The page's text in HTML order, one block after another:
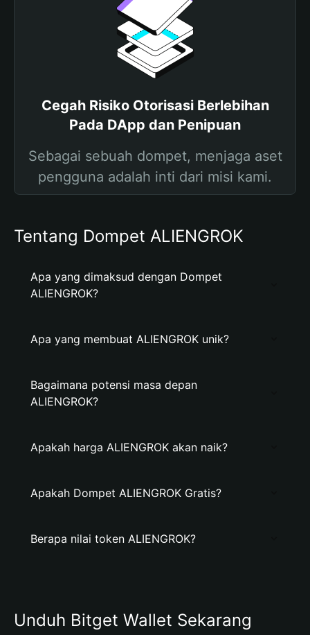
Cegah Risiko Otorisasi Berlebihan
Pada DApp dan Penipuan
Sebagai sebuah dompet, menjaga aset
pengguna adalah inti dari misi kami.
Tentang Dompet ALIENGROK
Apa yang dimaksud dengan Dompet
ALIENGROK?
Apa yang membuat ALIENGROK unik?
Bagaimana potensi masa depan
ALIENGROK?
Apakah harga ALIENGROK akan naik?
Apakah Dompet ALIENGROK Gratis?
Berapa nilai token ALIENGROK?
Unduh Bitget Wallet Sekarang